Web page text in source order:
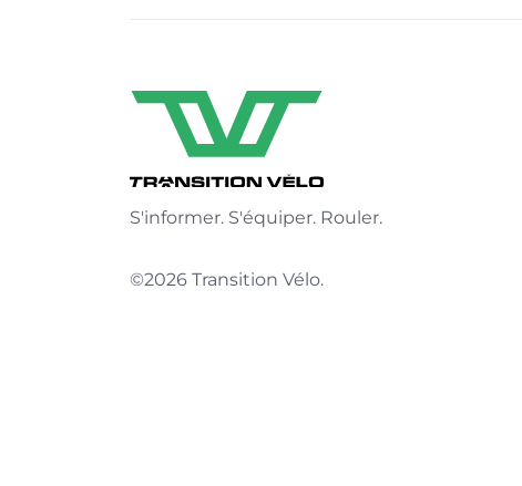
S'informer. S'équiper. Rouler.
©2026 Transition Vélo.